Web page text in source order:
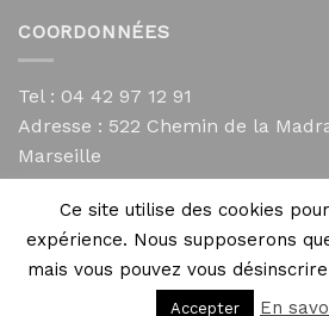
COORDONNÉES
Tel : 04 42 97 12 91
Adresse : 522 Chemin de la
Marseille
contact@mycailloux.com
Mentions légales
Copyright 2026 ©
Ce site utilise des cookies
expérience. Nous supposerons
mais vous pouvez vous
Accepter En